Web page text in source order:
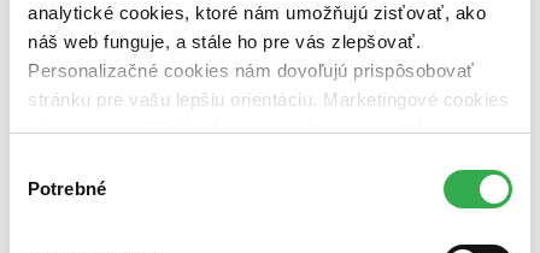
analytické cookies, ktoré nám umožňujú zisťovať, ako
náš web funguje, a stále ho pre vás zlepšovať.
Personalizačné cookies nám dovoľujú prispôsobovať
stránku pre vašu lepšiu orientáciu. Marketingové cookies
nám zas umožňujú zobrazenie relevantnej reklamy.
nám pomohlo, keby sme mohli používať všetky tieto
súhlasu
Potrebné
čítaná (0 titulov)čítaná
čítaná - výborný stav (0 titulov)čítaná - výborný stav
čítaná - mierne opotrebovaná (0 titulov)
čítaná - mierne
opotrebovaná
čítané verzie vypredaných kníh (0 titulov)čítané verzie
vypredaných kníh